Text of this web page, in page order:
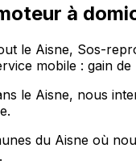
à
le Aisne, Sos-
mobile : gain
le Aisne, nous
du Aisne où